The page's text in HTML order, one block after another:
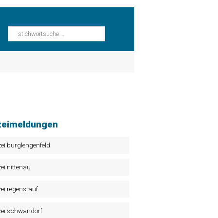
burglengenfeld
nittenau
regenstauf
schwandorf